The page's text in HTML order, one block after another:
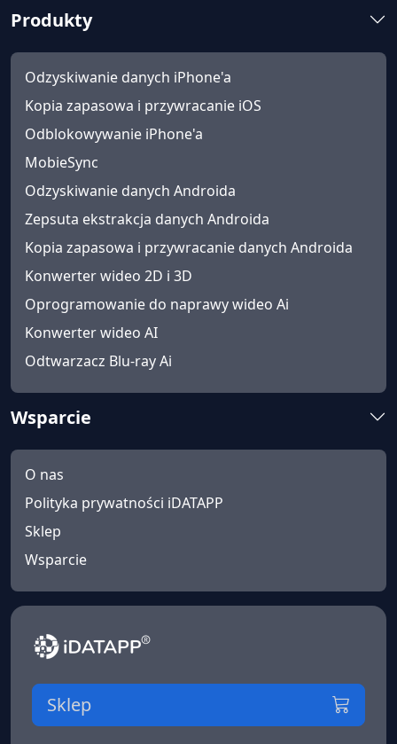
Produkty
Odzyskiwanie danych iPhone'a
Kopia zapasowa i przywracanie iOS
Odblokowywanie iPhone'a
MobieSync
Odzyskiwanie danych Androida
Zepsuta ekstrakcja danych Androida
Kopia zapasowa i przywracanie danych Androida
Konwerter wideo 2D i 3D
Oprogramowanie do naprawy wideo Ai
Konwerter wideo AI
Odtwarzacz Blu-ray Ai
Wsparcie
O nas
Polityka prywatności iDATAPP
Sklep
Wsparcie
Sklep